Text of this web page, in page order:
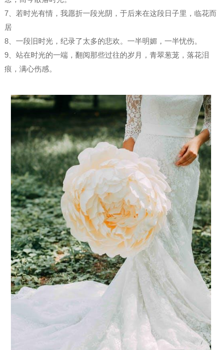
7、若时光有情，我愿折一段光阴，于后来在这段日子里，临花而
居
8、一段旧时光，纪录了太多的悲欢。一半明媚，一半忧伤。
9、站在时光的一端，翻阅那些过往的岁月，青翠葱茏，落花泪
痕，满心伤感。